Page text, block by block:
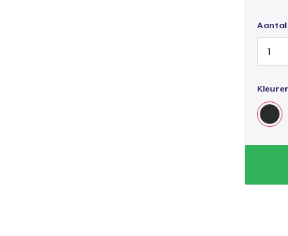
Aantal